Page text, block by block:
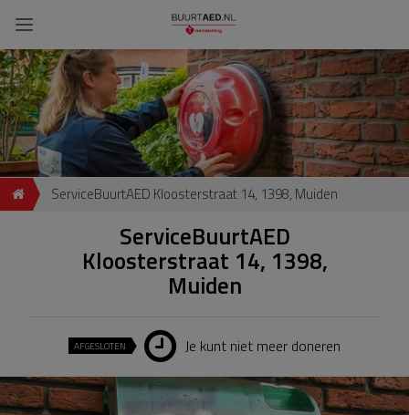
ServiceBuurtAED Kloosterstraat 14, 1398, Muiden
ServiceBuurtAED
Kloosterstraat 14, 1398,
Muiden
AFGESLOTEN Je kunt niet meer doneren